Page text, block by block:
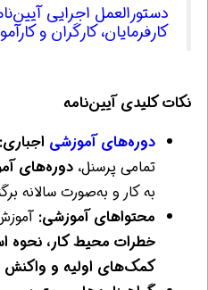
دستورالعمل اجرایی
کارفرمایان، کارگران و
نکات کلیدی آیین‌نامه
دوره‌های آموزشی اجباری:
تمامی پرسنل، دوره‌های
به کار و به‌صورت سالانه
محتواهای آموزشی:
خطرات محیط کار، نحوه
کمک‌های اولیه و واکنش